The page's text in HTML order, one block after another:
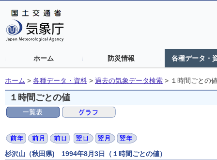
ホーム 防災情報 各種データ・
ホーム > 各種データ・資料 > 過去の気象データ検索 > １時間ごとの
１時間ごとの値
杉沢山（秋田県) 1994年8月3日（１時間ごとの値）